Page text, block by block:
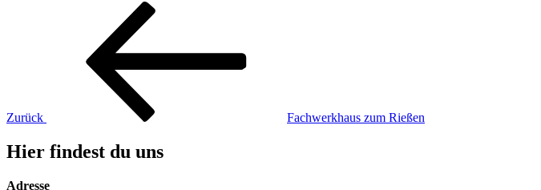
Beitragsnavigation
Zurück Fachwerkhaus zum Rießen
Hier findest du uns
Adresse